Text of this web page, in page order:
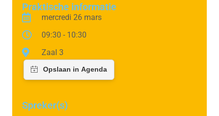
Praktische informatie
mercredi 26 mars
09:30 - 10:30
Zaal 3
Spreker(s)